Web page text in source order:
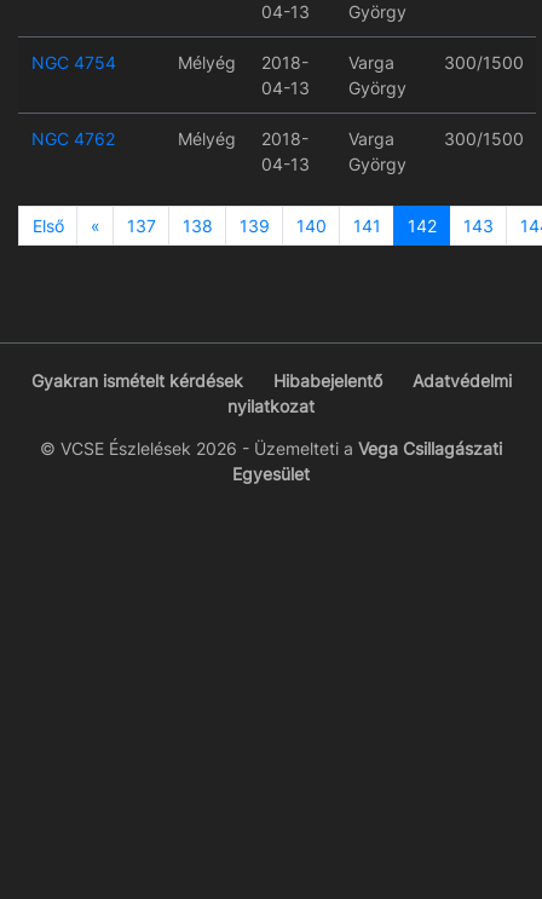
04-13
György
NGC 4754 Mélyég
2018-
04-13
Varga
György
300/1500
NGC 4762 Mélyég
2018-
04-13
Varga
György
300/1500
Első «Previous
137 138 139 140 141 142 143
Gyakran ismételt kérdések Hibabejelentő
Adatvédelmi
nyilatkozat
© VCSE Észlelések 2026 - Üzemelteti a Vega Csillagászati
Egyesület